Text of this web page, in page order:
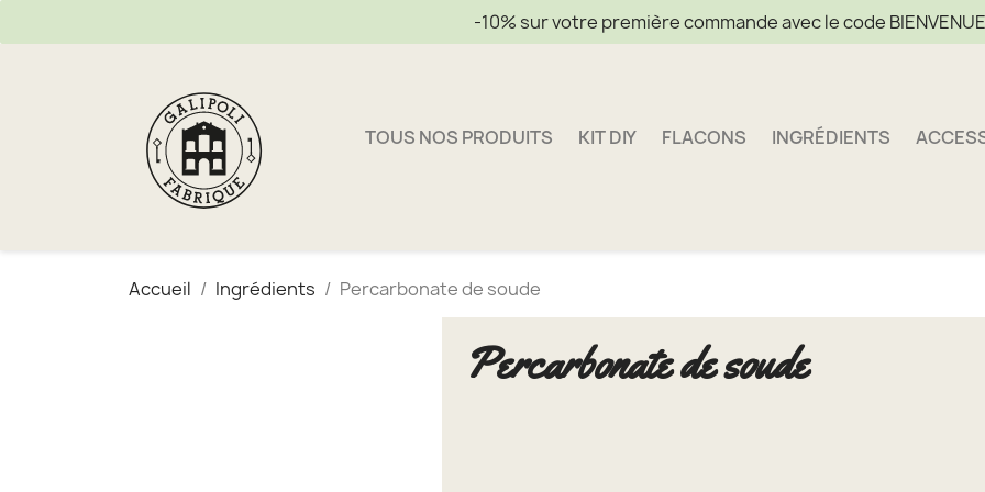
-10% sur votre première commande avec le code
TOUS NOS PRODUITS KIT DIY FLACONS INGRÉDIENTS
Accueil Ingrédients Percarbonate de soude
Percarbonate de soude